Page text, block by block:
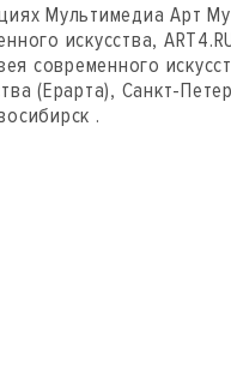
Мультимедиа Арт
искусства,
современного
(Ерарта), Санкт-
.